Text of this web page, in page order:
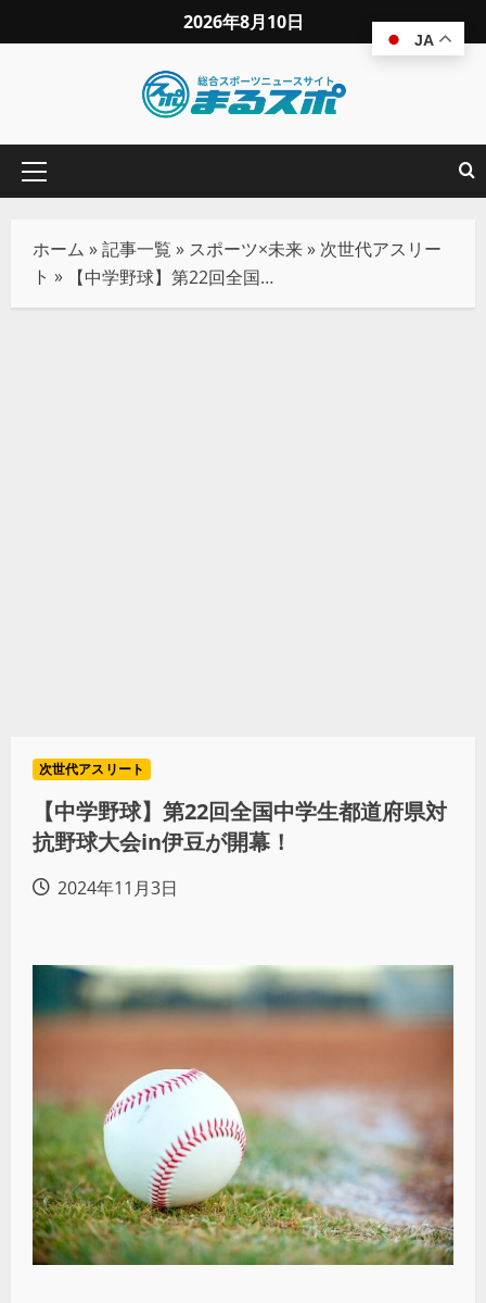
2026年8月10日
ホーム »記事一覧 » スポーツ×未来» 次世代アスリー
ト » 【中学野球】第22回全国中学生都道府県対抗野球大会in伊豆が開幕！
次世代アスリート
【中学野球】第22回全国中学生都道府県対
抗野球大会in伊豆が開幕！
2024年11月3日
JA